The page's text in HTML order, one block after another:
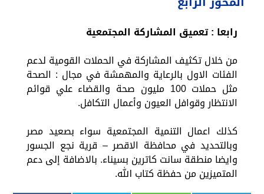
رابعا : تعميق المشاركة المجتمعية
من خلال تكثيف المشاركة في الحملات القومية لدعم
الفئات الاول بالرعاية والمهمشة في مجال : الصحة
مثل حملات 100 مليون صحة والقضاء علي قوائم
الانتظار وقوافل العيون وأعمال التكافل.
كذلك اعمال التنمية المجتمعية سواء بصعيد مصر
وبالتحديد في محافظة الاقصر – قرية نجع الجسور
وايضا منطقة سانت كاترين بسيناء. بالاضافة إلى دعم
المتميزين من حفظة كتاب الله.